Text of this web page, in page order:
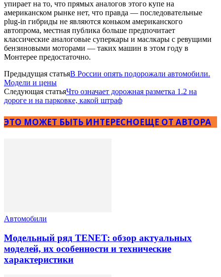
упирает на то, что прямых аналогов этого купе на
американском рынке нет, что правда — последовательные
plug-in гибриды не являются коньком американского
автопрома, местная публика больше предпочитает
классические аналоговые суперкары и маслкары с ревущими
бензиновыми моторами — таких машин в этом году в
Монтерее предостаточно.
Предыдущая статьяВ России опять подорожали автомобили.
Модели и цены
Следующая статьяЧто означает дорожная разметка 1.2 на
дороге и на парковке, какой штраф
ЭТО МОЖЕТ БЫТЬ ИНТЕРЕСНОЕЩЕ ОТ АВТОРА
Автомобили
Модельный ряд TENET: обзор актуальных
моделей, их особенности и технические
характеристики